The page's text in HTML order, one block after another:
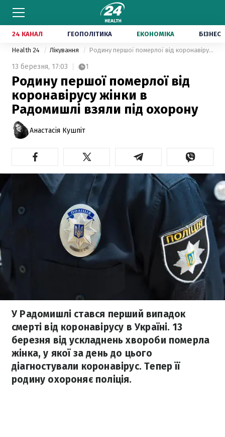
24 КАНАЛ ГЕОПОЛІТИКА ЕКОНОМІКА БІЗНЕС
Health 24 Лікування Родину першої померлої від коронавірусу жінки в Радомишлі взяли під охорону
13 березня, 17:03 1
Родину першої померлої від
коронавірусу жінки в
Радомишлі взяли під охорону
Анастасія Кушпіт
У Радомишлі стався перший випадок
смерті від коронавірусу в Україні. 13
березня від ускладнень хвороби померла
жінка, у якої за день до цього
діагностували коронавірус. Тепер її
родину охороняє поліція.